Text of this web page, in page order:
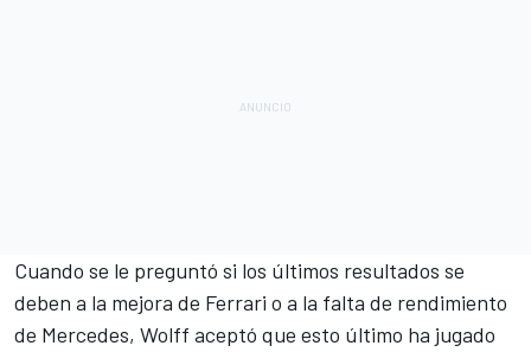
Cuando se le preguntó si los últimos resultados se
deben a la mejora de Ferrari o a la falta de rendimiento
de Mercedes, Wolff aceptó que esto último ha jugado